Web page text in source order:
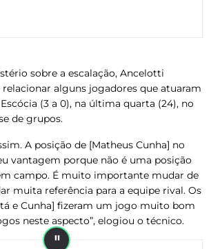
sobre a escalação, Ancelotti
alguns jogadores que atuaram
(3 a 0), na última quarta (24), no
de grupos.
A posição de [Matheus Cunha] no
vantagem porque não é uma posição
campo. É muito importante mudar de
muita referência para a equipe rival. Os
e Cunha] fizeram um jogo muito bom
neste aspecto”, elogiou o técnico.